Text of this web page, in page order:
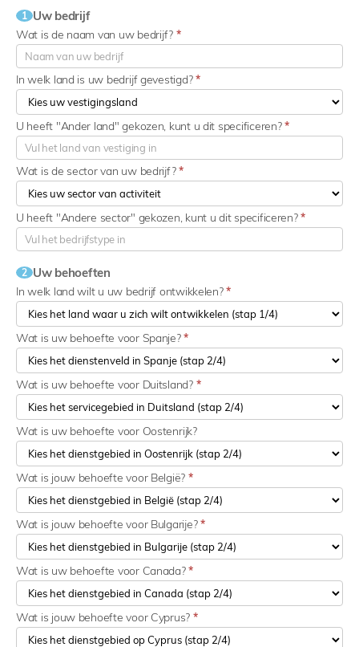
1 Uw bedrijf
Wat is de naam van uw bedrijf? *
In welk land is uw bedrijf gevestigd?*
Wat is de sector van uw bedrijf?*
U heeft "Ander land" gekozen, kunt u dit specificeren?*
U heeft "Andere sector" gekozen, kunt u dit specificeren?*
2 Uw behoeften
In welk land wilt u uw bedrijf ontwikkelen?*
Wat is uw behoefte voor Spanje?*
Wat is uw behoefte voor Duitsland? *
Wat is uw behoefte voor Oostenrijk?
Wat is jouw behoefte voor België? *
Wat is jouw behoefte voor Bulgarije?*
Wat is uw behoefte voor Canada?*
Wat is jouw behoefte voor Cyprus? *